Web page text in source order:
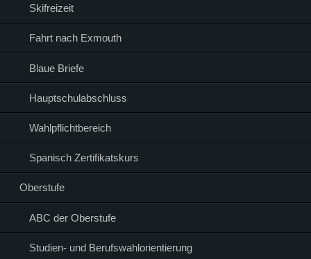
Skifreizeit
Fahrt nach Exmouth
Blaue Briefe
Hauptschulabschluss
Wahlpflichtbereich
Spanisch Zertifikatskurs
Oberstufe
ABC der Oberstufe
Studien- und Berufswahlorientierung